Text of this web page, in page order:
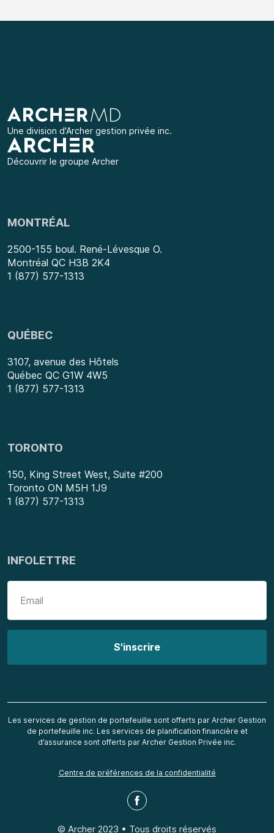
Une division d'Archer gestion privée inc.
Découvrir le groupe Archer
MONTRÉAL
2500-155 boul. René-Lévesque O.
Montréal QC H3B 2K4
1 (877) 577-1313
QUÉBEC
3107, avenue des Hôtels
Québec QC G1W 4W5
1 (877) 577-1313
TORONTO
150, King Street West, Suite #200
Toronto ON M5H 1J9
1 (877) 577-1313
INFOLETTRE
Les services de gestion de portefeuille sont offerts par Archer Gestion
de portefeuille inc. Les services de planification financière et
d’assurance sont offerts par Archer Gestion Privée inc.
Centre de préférences de la confidentialité
© Archer 2023 • Tous droits réservés